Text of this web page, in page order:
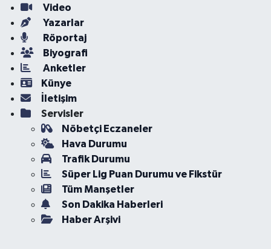
Video
Yazarlar
Röportaj
Biyografi
Anketler
Künye
İletişim
Servisler
Nöbetçi Eczaneler
Hava Durumu
Trafik Durumu
Süper Lig Puan Durumu ve Fikstür
Tüm Manşetler
Son Dakika Haberleri
Haber Arşivi